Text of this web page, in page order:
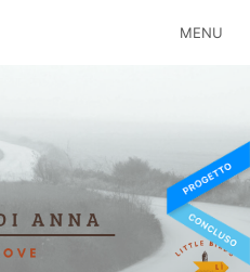
MENU